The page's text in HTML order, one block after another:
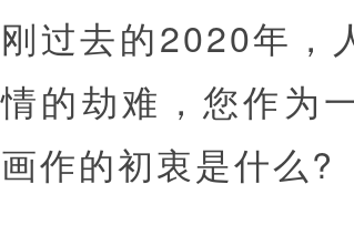
刚过去的2020年，
情的劫难，您作为
画作的初衷是什么?